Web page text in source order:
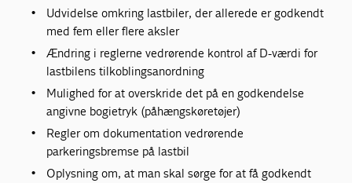
Udvidelse omkring lastbiler, der allerede er godkendt
med fem eller flere aksler
Ændring i reglerne vedrørende kontrol af D-værdi for
lastbilens tilkoblingsanordning
Mulighed for at overskride det på en godkendelse
angivne bogietryk (påhængskøretøjer)
Regler om dokumentation vedrørende
parkeringsbremse på lastbil
Oplysning om, at man skal sørge for at få godkendt